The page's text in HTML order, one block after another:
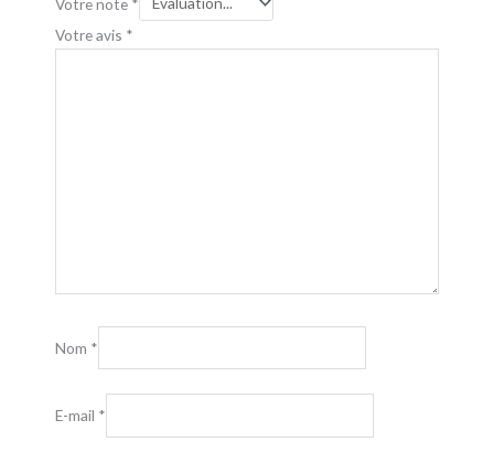
Votre avis *
Nom *
E-mail *